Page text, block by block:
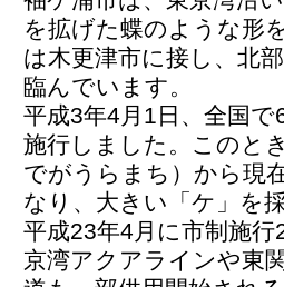
を拡げた蝶のような形
は木更津市に接し、北
臨んでいます。
平成3年4月1日、全国
施行しました。このと
でがうらまち）から現
なり、大きい「ケ」を
平成23年4月に市制施
京湾アクアラインや東